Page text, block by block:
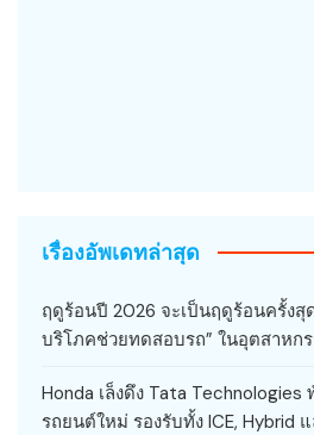
เรื่องอัพเดทล่าสุด
ฤดูร้อนปี 2026 จะเป็นฤดูร้อนครั้งสุ
บริโภคช่วยทดสอบรถ” ในอุตสาหก
Honda เล็งดึง Tata
รถยนต์ใหม่ รองรับทั้ง ICE, Hybrid